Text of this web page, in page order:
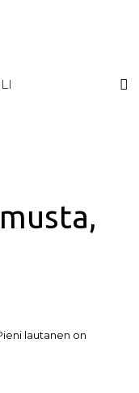
lautanen on